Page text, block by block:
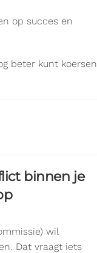
op succes en
beter kunt koersen
binnen je
wil
Dat vraagt iets